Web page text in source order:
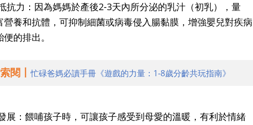
抗力：因為媽媽於產後2-3天內所分泌的乳汁（初乳），量
營養和抗體，可抑制細菌或病毒侵入腸黏膜，增強嬰兒對疾病
的排出。
閱丨忙碌爸媽必讀手冊《遊戲的力量：1-8歲分齡共玩指南》
展：餵哺孩子時，可讓孩子感受到母愛的溫暖，有利於情緒